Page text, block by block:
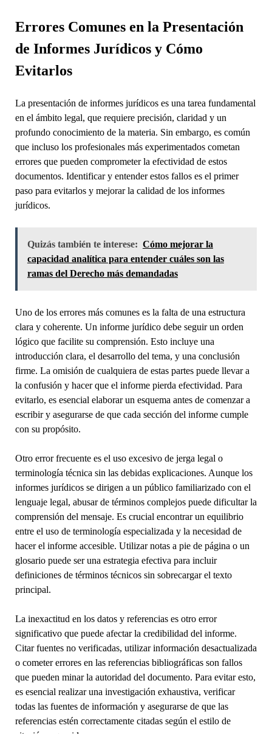
Errores Comunes en la Presentación
de Informes Jurídicos y Cómo
Evitarlos
La presentación de informes jurídicos es una tarea fundamental
en el ámbito legal, que requiere precisión, claridad y un
profundo conocimiento de la materia. Sin embargo, es común
que incluso los profesionales más experimentados cometan
errores que pueden comprometer la efectividad de estos
documentos. Identificar y entender estos fallos es el primer
paso para evitarlos y mejorar la calidad de los informes
jurídicos.
Quizás también te interese: Cómo mejorar la
capacidad analítica para entender cuáles son las
ramas del Derecho más demandadas
Uno de los errores más comunes es la falta de una estructura
clara y coherente. Un informe jurídico debe seguir un orden
lógico que facilite su comprensión. Esto incluye una
introducción clara, el desarrollo del tema, y una conclusión
firme. La omisión de cualquiera de estas partes puede llevar a
la confusión y hacer que el informe pierda efectividad. Para
evitarlo, es esencial elaborar un esquema antes de comenzar a
escribir y asegurarse de que cada sección del informe cumple
con su propósito.
Otro error frecuente es el uso excesivo de jerga legal o
terminología técnica sin las debidas explicaciones. Aunque los
informes jurídicos se dirigen a un público familiarizado con el
lenguaje legal, abusar de términos complejos puede dificultar la
comprensión del mensaje. Es crucial encontrar un equilibrio
entre el uso de terminología especializada y la necesidad de
hacer el informe accesible. Utilizar notas a pie de página o un
glosario puede ser una estrategia efectiva para incluir
definiciones de términos técnicos sin sobrecargar el texto
principal.
La inexactitud en los datos y referencias es otro error
significativo que puede afectar la credibilidad del informe.
Citar fuentes no verificadas, utilizar información desactualizada
o cometer errores en las referencias bibliográficas son fallos
que pueden minar la autoridad del documento. Para evitar esto,
es esencial realizar una investigación exhaustiva, verificar
todas las fuentes de información y asegurarse de que las
referencias estén correctamente citadas según el estilo de